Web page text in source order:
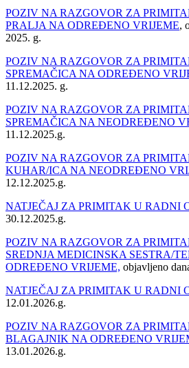
POZIV NA RAZGOVOR ZA
PRALJA NA ODREĐENO VRIJEME,
2025. g.
POZIV NA RAZGOVOR ZA
SPREMAČICA NA ODREĐENO
11.12.2025. g.
POZIV NA RAZGOVOR ZA
SPREMAČICA NA NEODREĐENO
11.12.2025.g.
POZIV NA RAZGOVOR ZA
KUHAR/ICA NA NEODREĐENO
12.12.2025.g.
NATJEČAJ ZA PRIMITAK U RADNI
30.12.2025.g.
POZIV NA RAZGOVOR ZA
SREDNJA MEDICINSKA SESTRA/
ODREĐENO VRIJEME, objavljeno
NATJEČAJ ZA PRIMITAK U RADNI
12.01.2026.g.
POZIV NA RAZGOVOR ZA
BLAGAJNIK NA ODREĐENO
13.01.2026.g.